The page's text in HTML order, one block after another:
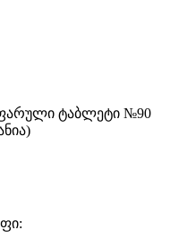
ტაბლეტი №90